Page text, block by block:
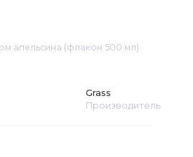
апельсина (флакон 500 мл)
Grass
Производитель